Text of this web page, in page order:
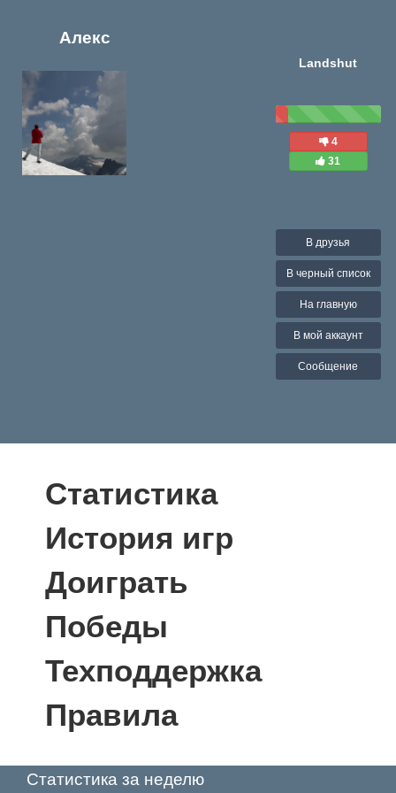
Алекс
Landshut
4
31
В друзья
В черный список
На главную
В мой аккаунт
Сообщение
Статистика
История игр
Доиграть
Победы
Техподдержка
Правила
Статистика за неделю